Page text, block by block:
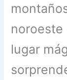
noroeste
lugar